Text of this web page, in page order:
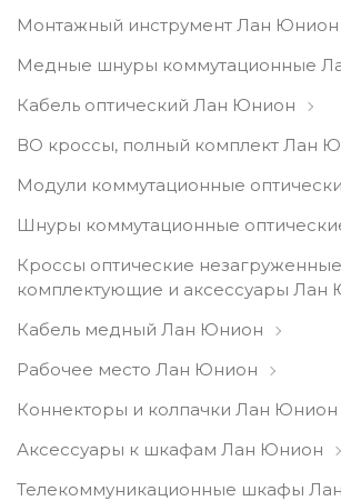
Монтажный инструмент Лан Юнион
Медные шнуры коммутационные
Кабель оптический Лан Юнион
ВО кроссы, полный комплект Лан
Модули коммутационные
Шнуры коммутационные
Кроссы оптические
комплектующие и аксессуары Лан
Кабель медный Лан Юнион
Рабочее место Лан Юнион
Коннекторы и колпачки Лан Юнион
Аксессуары к шкафам Лан Юнион
Телекоммуникационные шкафы